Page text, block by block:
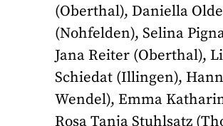
(Oberthal), Daniella
(Nohfelden), Selina
Jana Reiter (Oberthal),
Schiedat (Illingen),
Wendel), Emma
Rosa Tanja Stuhlsatz